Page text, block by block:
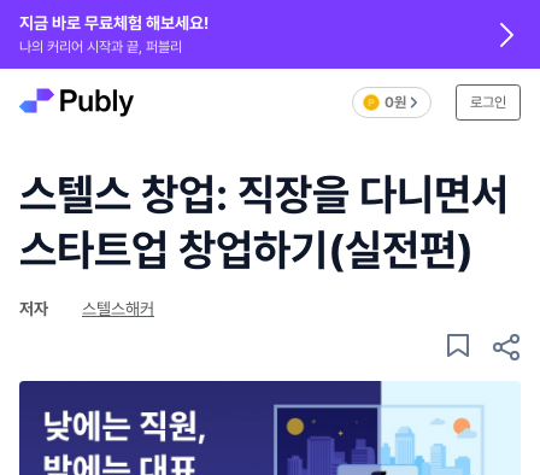
지금 바로 무료체험 해보세요!
나의 커리어 시작과 끝, 퍼블리
0원 로그인
스텔스 창업: 직장을 다니면서
스타트업 창업하기(실전편)
저자 스텔스해커